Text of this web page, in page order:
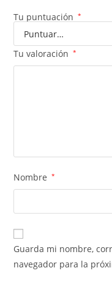
Tu puntuación *
Tu valoración *
Nombre *
Guarda mi nombre,
navegador para la